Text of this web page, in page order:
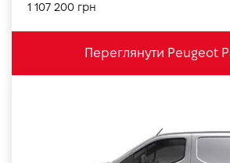
1 107 200 грн
Переглянути Peugeot